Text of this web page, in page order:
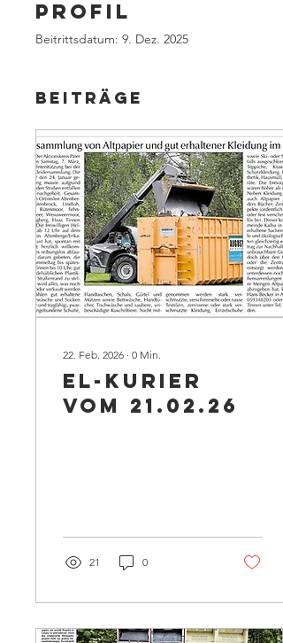
Profil
Beitrittsdatum: 9. Dez. 2025
Beiträge
22. Feb. 2026 ∙ 0 Min.
EL-Kurier
vom 21.02.26
21 0